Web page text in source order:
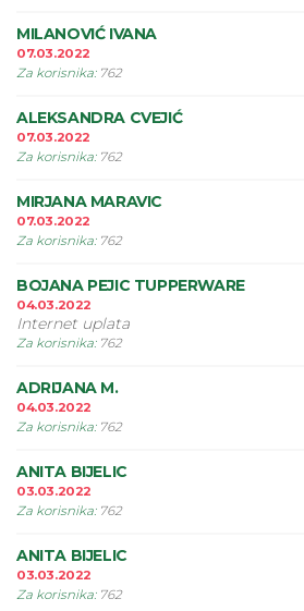
MILANOVIĆ IVANA
07.03.2022
Za korisnika: 762
ALEKSANDRA CVEJIĆ
07.03.2022
Za korisnika: 762
MIRJANA MARAVIC
07.03.2022
Za korisnika: 762
BOJANA PEJIC TUPPERWARE
04.03.2022
Internet uplata
Za korisnika: 762
ADRIJANA M.
04.03.2022
Za korisnika: 762
ANITA BIJELIC
03.03.2022
Za korisnika: 762
ANITA BIJELIC
03.03.2022
Za korisnika: 762